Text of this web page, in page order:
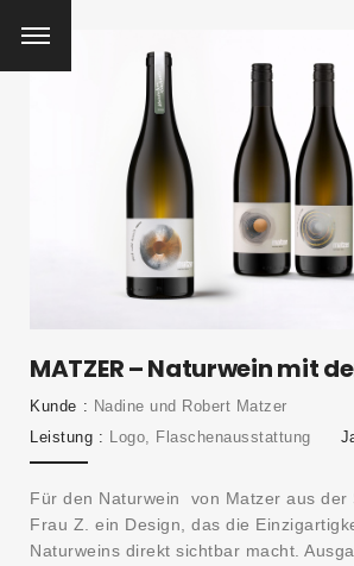
MATZER – Naturwein mit
Kunde
Nadine und Robert Matzer
Leistung
Logo, Flaschenausstattung
Für den Naturwein von Matzer aus der
Frau Z. ein Design, das die
Naturweins direkt sichtbar macht.